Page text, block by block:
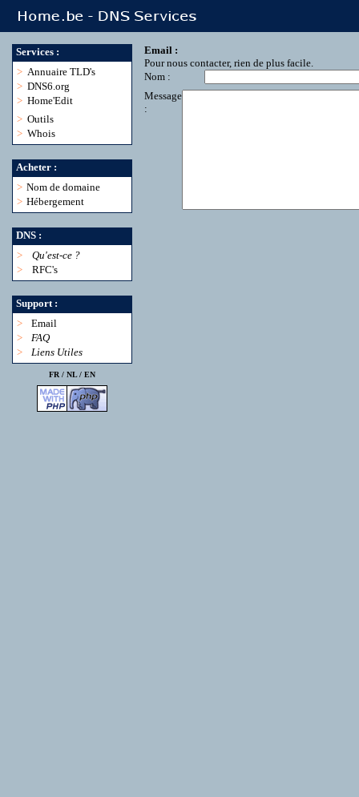
Services :
> Annuaire TLD's
> DNS6.org
> Home'Edit
> Outils
> Whois
Acheter :
> Nom de domaine
> Hébergement
DNS :
>
Qu'est-ce ?
>
RFC's
Support :
>
Email
>
FAQ
>
Liens Utiles
FR / NL/ EN
Email :
Pour nous contacter, rien de plus facile.
Nom :
Message
: